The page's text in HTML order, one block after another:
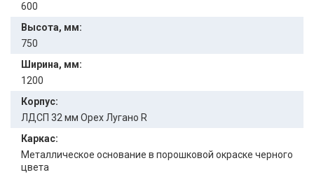
600
Высота, мм:
750
Ширина, мм:
1200
Корпус:
ЛДСП 32 мм Орех Лугано R
Каркас:
Металлическое основание в порошковой окраске черного
цвета